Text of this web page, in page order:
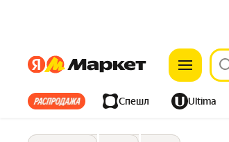
ЯндексЯндекс
Все хиты Спешл Ultima
Дом Ремонт Детям Красота